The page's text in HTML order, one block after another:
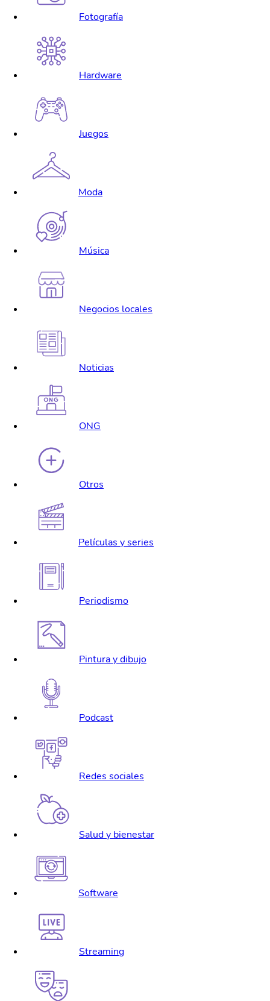
Fotografía
Hardware
Juegos
Moda
Música
Negocios locales
Noticias
ONG
Otros
Películas y series
Periodismo
Pintura y dibujo
Podcast
Redes sociales
Salud y bienestar
Software
Streaming